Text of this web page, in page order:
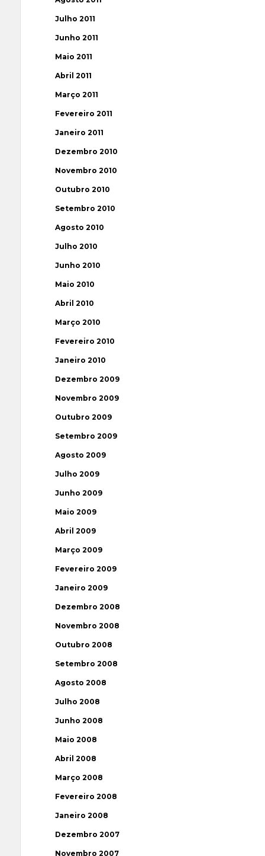
Julho 2011
Junho 2011
Maio 2011
Abril 2011
Março 2011
Fevereiro 2011
Janeiro 2011
Dezembro 2010
Novembro 2010
Outubro 2010
Setembro 2010
Agosto 2010
Julho 2010
Junho 2010
Maio 2010
Abril 2010
Março 2010
Fevereiro 2010
Janeiro 2010
Dezembro 2009
Novembro 2009
Outubro 2009
Setembro 2009
Agosto 2009
Julho 2009
Junho 2009
Maio 2009
Abril 2009
Março 2009
Fevereiro 2009
Janeiro 2009
Dezembro 2008
Novembro 2008
Outubro 2008
Setembro 2008
Agosto 2008
Julho 2008
Junho 2008
Maio 2008
Abril 2008
Março 2008
Fevereiro 2008
Janeiro 2008
Dezembro 2007
Novembro 2007